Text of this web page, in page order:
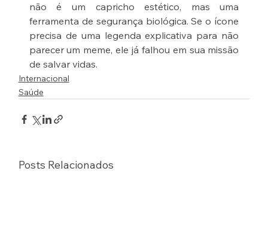
não é um capricho estético, mas uma
ferramenta de segurança biológica. Se o ícone
precisa de uma legenda explicativa para não
parecer um meme, ele já falhou em sua missão
de salvar vidas.
Internacional
Saúde
Posts Relacionados